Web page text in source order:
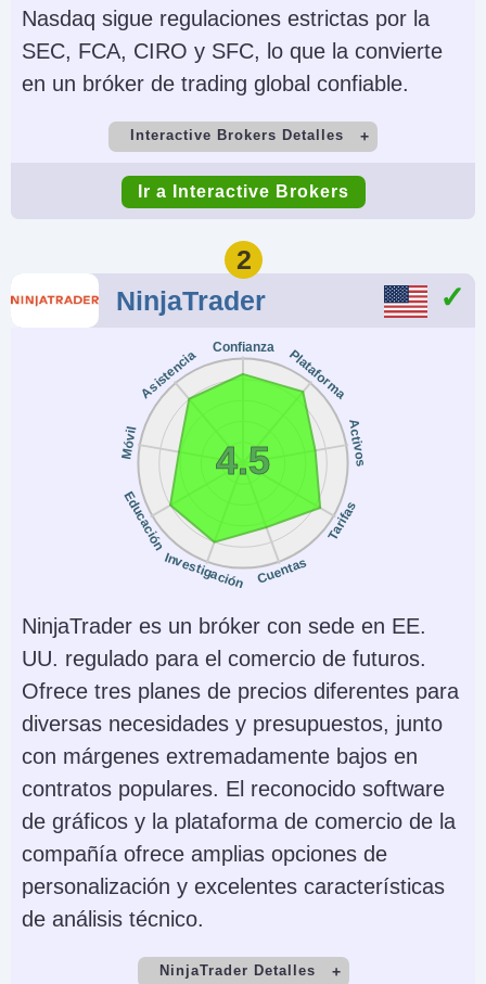
Nasdaq sigue regulaciones estrictas por la
SEC, FCA, CIRO y SFC, lo que la convierte
en un bróker de trading global confiable.
Interactive Brokers Detalles
Cuenta Demo
Yes
Depósito Mínimo
$0
$100
1:50 (major forex
pairs), 1:2-1:4
Copy Trading
No
Regulador
SEC, FINRA, CFTC,
NFA, CIRO, FCA, CBI,
ASIC, SFC, SEBI,
JFSA, MAS
Instrumentos
Futures, Forex, Funds,
Bonds, ETFs, Mutual
Funds,
Cryptocurrencies
(TWS), IBKR Desktop,
GlobalTrader, Mobile,
Client Portal,
AlgoTrader,
OmniTrader,
TradingView, eSignal,
TradingCentral,
ProRealTime,
Quantower
Monedas de cuenta
USD, EUR, GBP, CAD, Capitalise.ai, TWS API
Ir a Interactive Brokers
2
NinjaTrader
Confianza Plataforma
Activos
Tarifas
Cuentas
Investigación
Educación
Móvil
Asistencia
4.5
NinjaTrader es un bróker con sede en EE.
UU. regulado para el comercio de futuros.
Ofrece tres planes de precios diferentes para
diversas necesidades y presupuestos, junto
con márgenes extremadamente bajos en
contratos populares. El reconocido software
de gráficos y la plataforma de comercio de la
compañía ofrece amplias opciones de
personalización y excelentes características
de análisis técnico.
NinjaTrader Detalles